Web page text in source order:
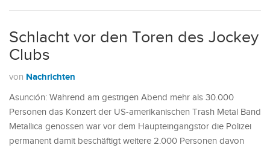
Schlacht vor den Toren des Jockey
Clubs
von Nachrichten
Asunción: Während am gestrigen Abend mehr als 30.000
Personen das Konzert der US-amerikanischen Trash Metal Band
Metallica genossen war vor dem Haupteingangstor die Polizei
permanent damit beschäftigt weitere 2.000 Personen davon